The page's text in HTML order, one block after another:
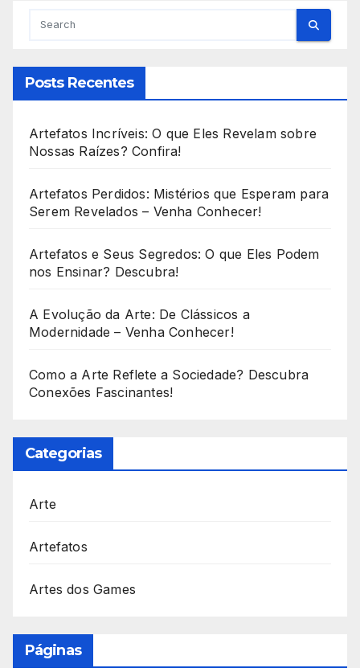
Posts Recentes
Artefatos Incríveis: O que Eles Revelam sobre
Nossas Raízes? Confira!
Artefatos Perdidos: Mistérios que Esperam para
Serem Revelados – Venha Conhecer!
Artefatos e Seus Segredos: O que Eles Podem
nos Ensinar? Descubra!
A Evolução da Arte: De Clássicos a
Modernidade – Venha Conhecer!
Como a Arte Reflete a Sociedade? Descubra
Conexões Fascinantes!
Categorias
Arte
Artefatos
Artes dos Games
Páginas